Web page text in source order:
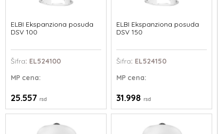
ELBI Ekspanziona posuda
DSV 100
Šifra: EL524100
MP cena:
25.557rsd
ELBI Ekspanziona posuda
DSV 150
Šifra: EL524150
MPcena:
31.998 rsd